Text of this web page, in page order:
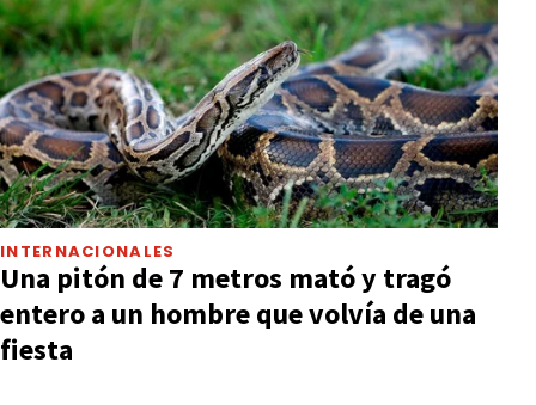
INTERNACIONALES
Una pitón de 7 metros mató y tragó
entero a un hombre que volvía de una
fiesta